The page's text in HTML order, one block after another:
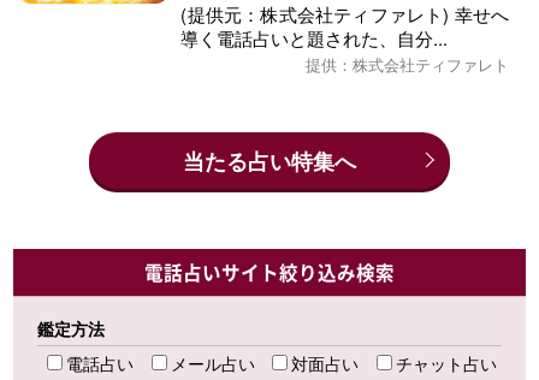
(提供元：株式会社ティファレト) 幸せへ
導く電話占いと題された、自分...
提供：株式会社ティファレト
当たる占い特集へ
電話占いサイト絞り込み検索
鑑定方法
電話占い
メール占い 対面占い
チャット占い